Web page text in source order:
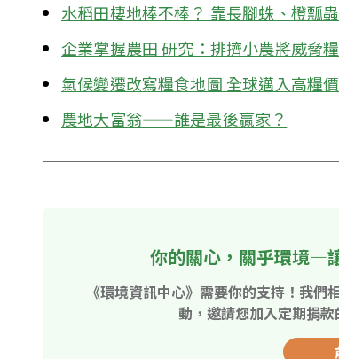
水稻田棲地棒不棒？ 靠長腳蛛、橙瓢
企業掌握農田 研究：排擠小農將威脅
氣候變遷改寫糧食地圖 全球邁入高糧
農地大富翁——誰是最後贏家？
你的關心，關乎環境—
《環境資訊中心》需要你的支持！我
動，邀請您加入定期捐